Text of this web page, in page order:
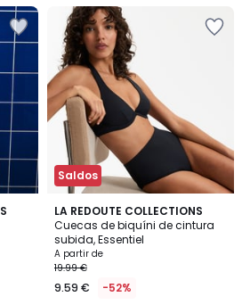
Saldos
LA REDOUTE COLLECTIONS
Cuecas de biquíni de cintura
subida, Essentiel
A partir de
19.99 €
9.59 € -52%
4,2
/ 5
4
Cores